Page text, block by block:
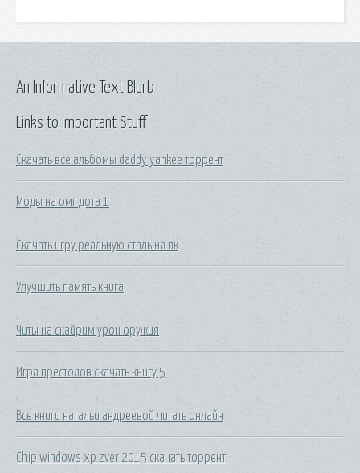
Links to Important Stuff
Скачать все альбомы daddy yankee торрент
Моды на омг дота 1
Скачать игру реальную сталь на пк
Улучшить память книга
Читы на скайрим урон оружия
Игра престолов скачать книгу 5
Все книги натальи андреевой читать онлайн
Chip windows xp zver 2015 скачать торрент
An Informative Text Blurb